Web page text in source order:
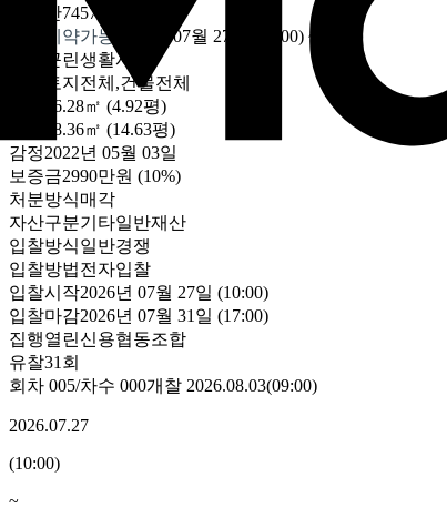
2043만7457원/평
수의계약가능
2026년 07월 27일 (10:00) ~
근린생활시설
토지전체,건물전체
16.28㎡ (4.92평)
48.36㎡ (14.63평)
감정2022년 05월 03일
보증금2990만원 (10%)
처분방식매각
자산구분기타일반재산
입찰방식일반경쟁
입찰방법전자입찰
입찰시작2026년 07월 27일 (10:00)
입찰마감2026년 07월 31일 (17:00)
집행열린신용협동조합
유찰31회
회차 005/차수 000개찰 2026.08.03(09:00)
2026.07.27
(10:00)
~